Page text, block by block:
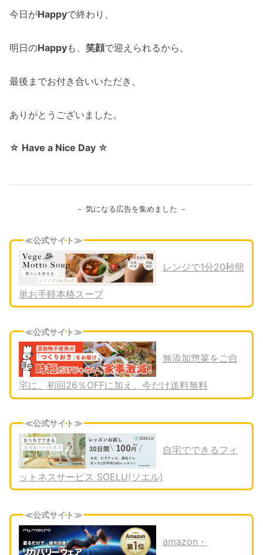
今日がHappyで終わり、
明日のHappyも、 笑顔で迎えられるから。
最後までお付き合いいただき、
ありがとうございました。
☆ Have a Nice Day ☆
－ 気になる広告を集めました －
≪公式サイト≫
レンジで1分20秒簡
単お手軽本格スープ
≪公式サイト≫
無添加惣菜をご自
宅に。初回26％OFFに加え、今だけ送料無料
≪公式サイト≫
自宅でできるフィ
ットネスサービス SOELU(ソエル)
≪公式サイト≫
amazon・